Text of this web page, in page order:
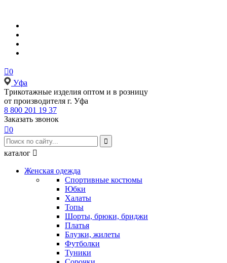
0
Уфа
Tрикотажные изделия оптом и в розницу
от производителя г. Уфа
8 800 201 19 37
Заказать звонок
0

каталог 
Женская одежда
Спортивные костюмы
Юбки
Халаты
Топы
Шорты, брюки, бриджи
Платья
Блузки, жилеты
Футболки
Туники